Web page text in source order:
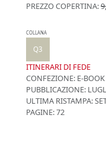
PREZZO COPERTINA:
COLLANA
Q3
ITINERARI DI FEDE
CONFEZIONE: E-BOOK
PUBBLICAZIONE:
ULTIMA RISTAMPA:
PAGINE: 72